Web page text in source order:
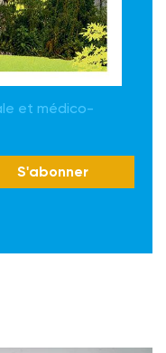
et médico-
S'abonner